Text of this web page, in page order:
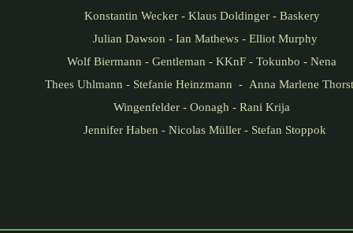
Konstantin Wecker - Klaus Doldinger - Baskery
Julian Dawson - Ian Mathews - Elliot Murphy
Wolf Biermann - Gentleman - KKnF - Tokunbo - Nena
Thees Uhlmann - Stefanie Heinzmann - Anna Marlene
Wingenfelder - Oonagh - Rani Krija
Jennifer Haben - Nicolas Müller - Stefan Stoppok